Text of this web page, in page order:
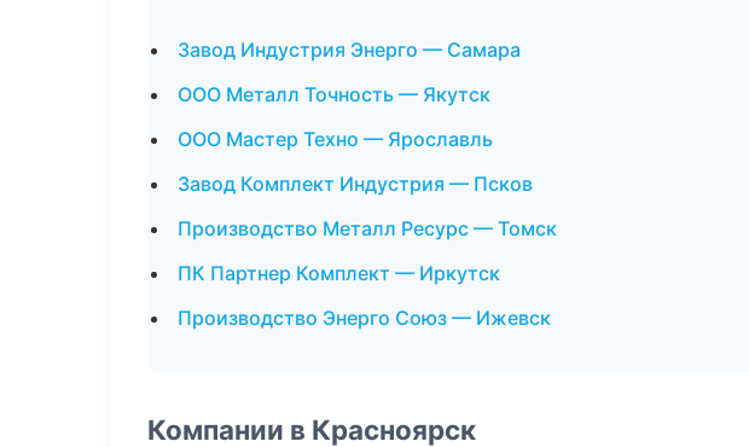
Завод Индустрия Энерго — Самара
ООО Металл Точность — Якутск
ООО Мастер Техно — Ярославль
Завод Комплект Индустрия — Псков
Производство Металл Ресурс — Томск
ПК Партнер Комплект — Иркутск
Производство Энерго Союз — Ижевск
Компании в Красноярск